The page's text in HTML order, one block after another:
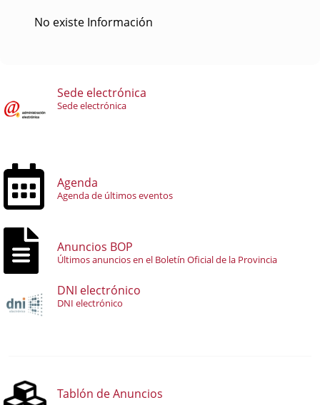
No existe Información
Sede electrónica
Sede electrónica
Agenda
Agenda de últimos eventos
Anuncios BOP
Últimos anuncios en el Boletín Oficial de la Provincia
DNI electrónico
DNI electrónico
Tablón de Anuncios